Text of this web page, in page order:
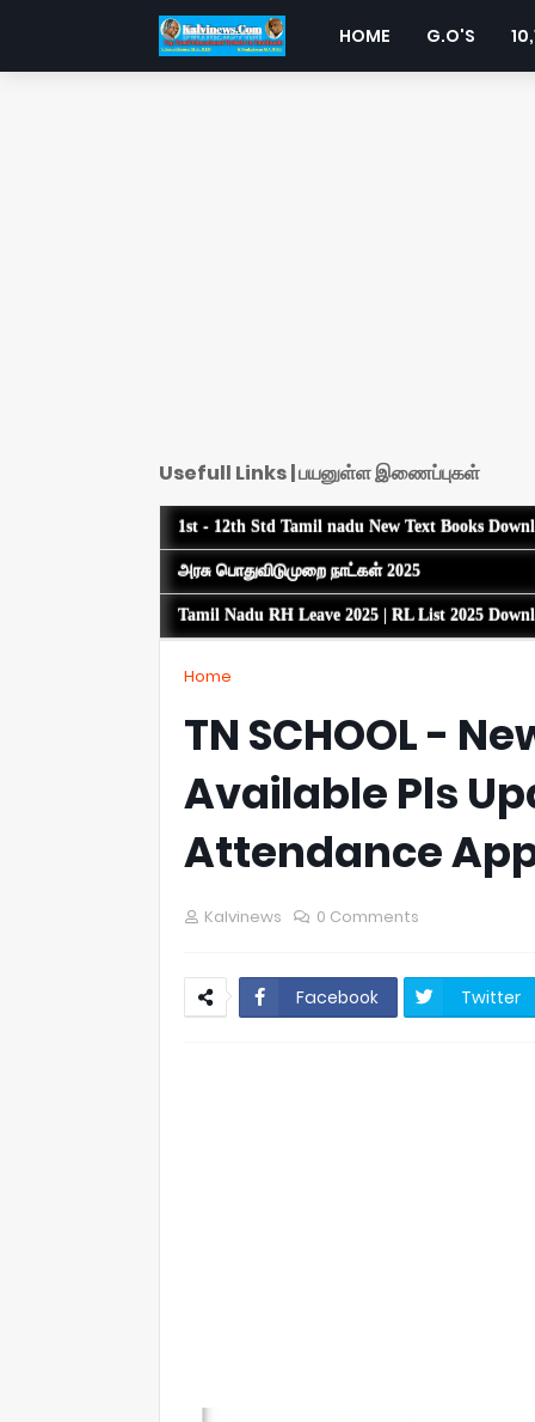
HOME G.O'S
Usefull Links | பயனுள்ள இணைப்புகள்
1st - 12th Std Tamil nadu New Text Books
அரசு பொதுவிடுமுறை நாட்கள் 2025
Tamil Nadu RH Leave 2025 | RL List 2025
Home
TN SCHOOL -
Available Pls
Attendance
Kalvinews 0 Comments
Facebook Twitter